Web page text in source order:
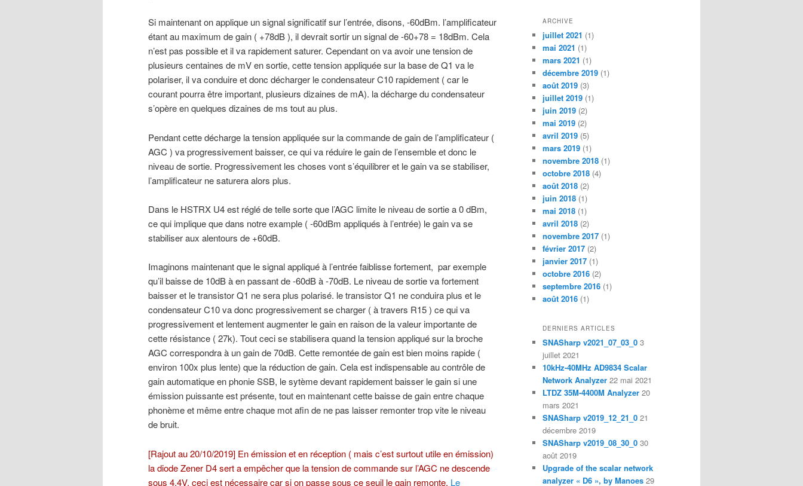
Si maintenant on applique un signal significatif sur l’entrée, disons, -60dBm. l’amplificateur
étant au maximum de gain ( +78dB ), il devrait sortir un signal de -60+78 = 18dBm. Cela
n’est pas possible et il va rapidement saturer. Cependant on va avoir une tension de
plusieurs centaines de mV en sortie, cette tension appliquée sur la base de Q1 va le
polariser, il va conduire et donc décharger le condensateur C10 rapidement ( car le
courant pourra être important, plusieurs dizaines de mA). la décharge du condensateur
s’opère en quelques dizaines de ms tout au plus.
Pendant cette décharge la tension appliquée sur la commande de gain de l’amplificateur (
AGC ) va progressivement baisser, ce qui va réduire le gain de l’ensemble et donc le
niveau de sortie. Progressivement les choses vont s’équilibrer et le gain va se stabiliser,
l’amplificateur ne saturera alors plus.
Dans le HSTRX U4 est réglé de telle sorte que l’AGC limite le niveau de sortie a 0 dBm,
ce qui implique que dans notre example ( -60dBm appliqués à l’entrée) le gain va se
stabiliser aux alentours de +60dB.
Imaginons maintenant que le signal appliqué à l’entrée faiblisse fortement, par exemple
qu’il baisse de 10dB à en passant de -60dB à -70dB. Le niveau de sortie va fortement
baisser et le transistor Q1 ne sera plus polarisé. le transistor Q1 ne conduira plus et le
condensateur C10 va donc progressivement se charger ( à travers R15 ) ce qui va
progressivement et lentement augmenter le gain en raison de la valeur importante de
cette résistance ( 27k). Tout ceci se stabilisera quand la tension appliqué sur la broche
AGC correspondra à un gain de 70dB. Cette remontée de gain est bien moins rapide (
environ 100x plus lente) que la réduction de gain. Cela est indispensable au contrôle de
gain automatique en phonie SSB, le sytème devant rapidement baisser le gain si une
émission puissante est présente, tout en maintenant cette baisse de gain entre chaque
phonème et même entre chaque mot afin de ne pas laisser remonter trop vite le niveau
de bruit.
[Rajout au 20/10/2019] En émission et en réception ( mais c’est surtout utile en émission)
la diode Zener D4 sert a empêcher que la tension de commande sur l’AGC ne descende
sous 4.4V, ceci est nécessaire car si on passe sous ce seuil le gain remonte. Le
ARCHIVE
juillet 2021 (1)
mai 2021 (1)
mars 2021 (1)
décembre 2019 (1)
août 2019 (3)
juillet 2019 (1)
juin 2019 (2)
mai 2019 (2)
avril 2019 (5)
mars 2019 (1)
novembre 2018 (1)
octobre 2018 (4)
août 2018 (2)
juin 2018 (1)
mai 2018 (1)
avril 2018 (2)
novembre 2017 (1)
février 2017 (2)
janvier 2017 (1)
octobre 2016 (2)
septembre 2016 (1)
août 2016 (1)
DERNIERS ARTICLES
SNASharp v2021_07_03_0 3
juillet 2021
10kHz-40MHz AD9834 Scalar
Network Analyzer 22 mai 2021
LTDZ 35M-4400M Analyzer 20
mars 2021
SNASharp v2019_12_21_0 21
décembre 2019
SNASharp v2019_08_30_0 30
août 2019
Upgrade of the scalar network
analyzer « D6 », by Manoes 29